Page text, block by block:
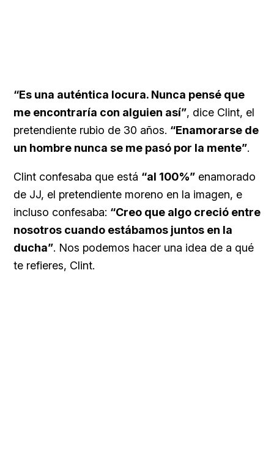
“Es una auténtica locura. Nunca pensé que
me encontraría con alguien así”, dice Clint, el
pretendiente rubio de 30 años. “Enamorarse de
un hombre nunca se me pasó por la mente”.
Clint confesaba que está “al 100%” enamorado
de JJ, el pretendiente moreno en la imagen, e
incluso confesaba: “Creo que algo creció entre
nosotros cuando estábamos juntos en la
ducha”. Nos podemos hacer una idea de a qué
te refieres, Clint.